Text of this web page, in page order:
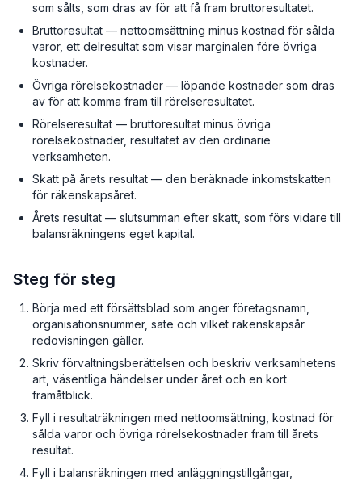
som sålts, som dras av för att få fram bruttoresultatet.
Bruttoresultat — nettoomsättning minus kostnad för sålda
varor, ett delresultat som visar marginalen före övriga
kostnader.
Övriga rörelsekostnader — löpande kostnader som dras
av för att komma fram till rörelseresultatet.
Rörelseresultat — bruttoresultat minus övriga
rörelsekostnader, resultatet av den ordinarie
verksamheten.
Skatt på årets resultat — den beräknade inkomstskatten
för räkenskapsåret.
Årets resultat — slutsumman efter skatt, som förs vidare till
balansräkningens eget kapital.
Steg för steg
Börja med ett försättsblad som anger företagsnamn,
organisationsnummer, säte och vilket räkenskapsår
redovisningen gäller.
Skriv förvaltningsberättelsen och beskriv verksamhetens
art, väsentliga händelser under året och en kort
framåtblick.
Fyll i resultaträkningen med nettoomsättning, kostnad för
sålda varor och övriga rörelsekostnader fram till årets
resultat.
Fyll i balansräkningen med anläggningstillgångar,